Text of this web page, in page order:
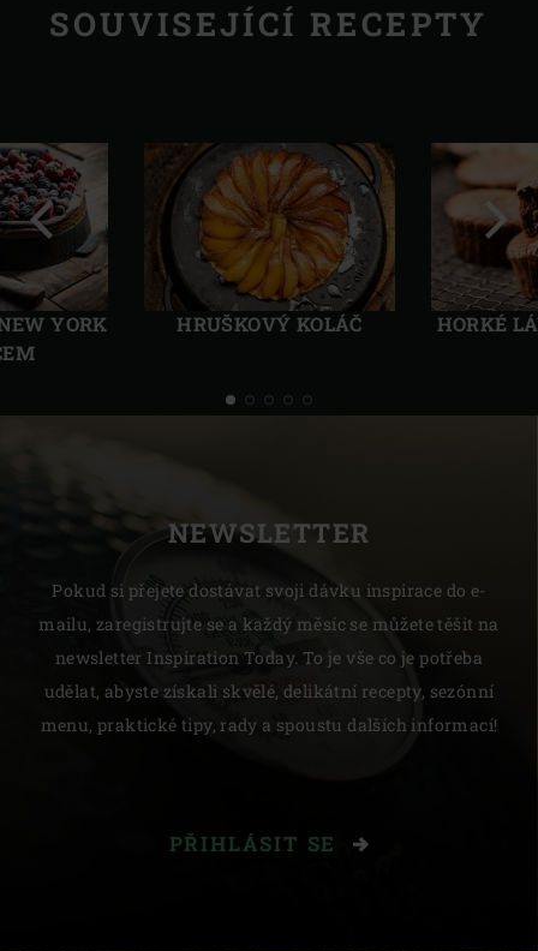
SOUVISEJÍCÍ RECEPTY
YORK
HRUŠKOVÝ KOLÁČ HORKÉ
Předchozí Další
NEWSLETTER
Pokud si přejete dostávat svoji dávku inspirace do e-
mailu, zaregistrujte se a každý měsíc se můžete těšit na
newsletter Inspiration Today. To je vše co je potřeba
udělat, abyste získali skvělé, delikátní recepty, sezónní
menu, praktické tipy, rady a spoustu dalších informací!
PŘIHLÁSIT SE